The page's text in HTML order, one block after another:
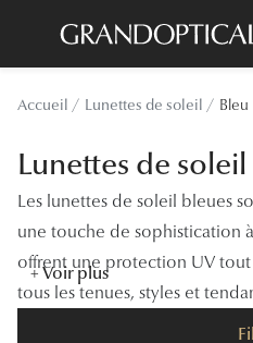
principal
Sélection -30%
Sélection -50%
Lunettes de vue
Sélection -20%
Accueil Lunettes de soleil Bleu
Lunettes de
Les lunettes de soleil bleues
une touche de sophistication
offrent une protection UV
tous les tenues, styles et
+ Voir plus